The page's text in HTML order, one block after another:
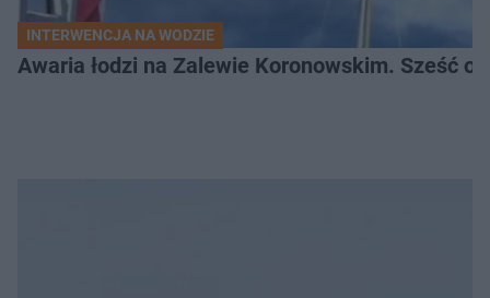
INTERWENCJA NA WODZIE
Awaria łodzi na Zalewie Koronowskim. Sześć